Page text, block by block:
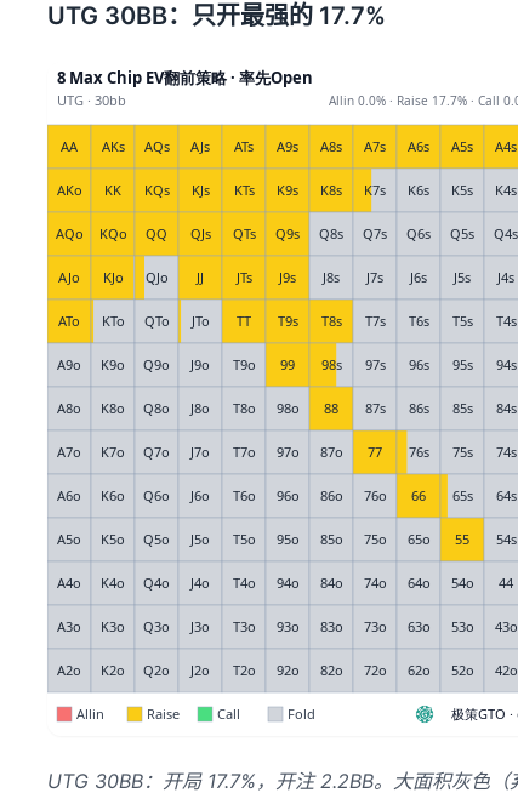
UTG 30BB：只开最强的 17.7%
UTG 30BB：开局 17.7%，开注 2.2BB。大面积灰色（